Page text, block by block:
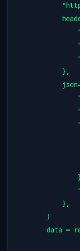
            },
json
            },
        )
data =